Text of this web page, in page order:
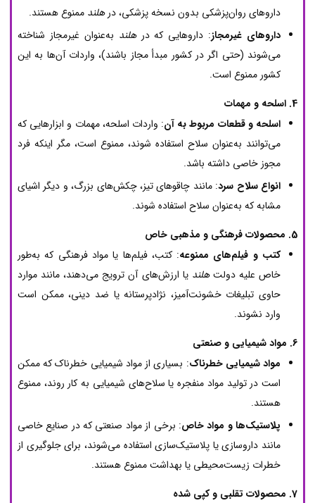
داروهای روان‌پزشکی بدون نسخه پزشکی، درهلند ممنوع هستند.
داروهای غیرمجاز: داروهایی که درهلند به‌عنوان غیرمجاز شناخته
می‌شوند (حتی اگر در کشور مبدأ مجاز باشند)، واردات آن‌ها به این
کشور ممنوع است.
4. اسلحه و مهمات
اسلحه و قطعات مربوط به آن: واردات اسلحه، مهمات و ابزارهایی که
می‌توانند به‌عنوان سلاح استفاده شوند، ممنوع است، مگر اینکه فرد
مجوز خاصی داشته باشد.
انواع سلاح سرد: مانند چاقوهای تیز، چکش‌های بزرگ، و دیگر اشیای
مشابه که به‌عنوان سلاح استفاده شوند.
5. محصولات فرهنگی و مذهبی خاص
کتب و فیلم‌های ممنوعه: کتب، فیلم‌ها یا مواد فرهنگی که به‌طور
خاص علیه دولتهلند یا ارزش‌های آن ترویج می‌دهند، مانند موارد
حاوی تبلیغات خشونت‌آمیز، نژادپرستانه یا ضد دینی، ممکن است
وارد نشوند.
6. مواد شیمیایی و صنعتی
مواد شیمیایی خطرناک: بسیاری از مواد شیمیایی خطرناک که ممکن
است در تولید مواد منفجره یا سلاح‌های شیمیایی به کار روند، ممنوع
هستند.
پلاستیک‌ها و مواد خاص: برخی از مواد صنعتی که در صنایع خاصی
مانند داروسازی یا پلاستیک‌سازی استفاده می‌شوند، برای جلوگیری از
خطرات زیست‌محیطی یا بهداشت ممنوع هستند.
7. محصولات تقلبی و کپی شده